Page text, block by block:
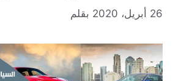
26 أبريل، 2020 بقلم